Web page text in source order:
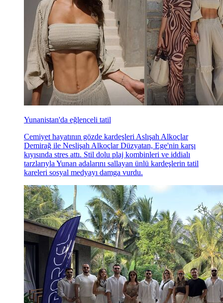
Yunanistan'da eğlenceli tatil
Cemiyet hayatının gözde kardeşleri Aslışah Alkoçlar
Demirağ ile Neslişah Alkoçlar Düzyatan, Ege'nin karşı
kıyısında stres attı. Stil dolu plaj kombinleri ve iddialı
tarzlarıyla Yunan adalarını sallayan ünlü kardeşlerin tatil
kareleri sosyal medyayı damga vurdu.